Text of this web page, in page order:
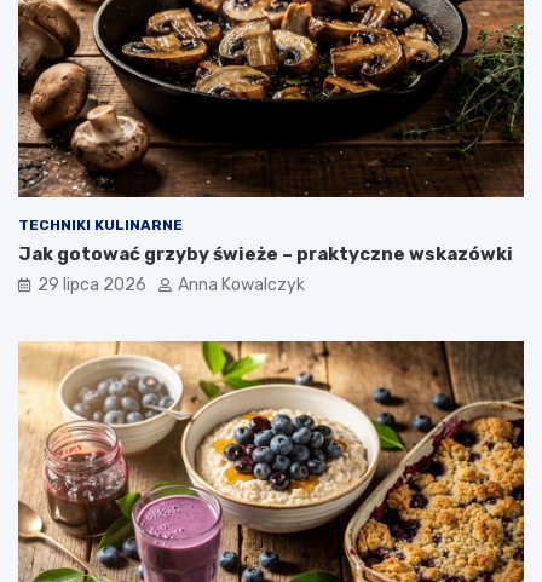
TECHNIKI KULINARNE
Jak gotować grzyby świeże – praktyczne wskazówki
29 lipca 2026 Anna Kowalczyk